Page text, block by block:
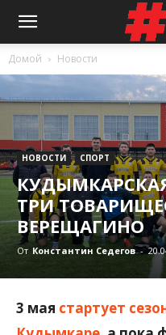
Домой Новости
НОВОСТИ СПОРТ
ТРИ
ВЕРЕЩАГИНО
От Константин Седегов -
3 мая стартует